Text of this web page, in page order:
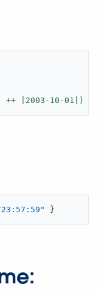
| ++ | 2003 - 10 -01 |) }
}